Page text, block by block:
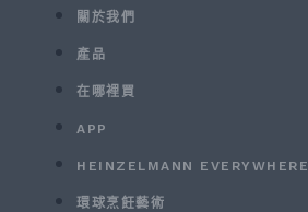
關於我們
產品
在哪裡買
APP
HEINZELMANN EVERYWHERE
環球烹飪藝術